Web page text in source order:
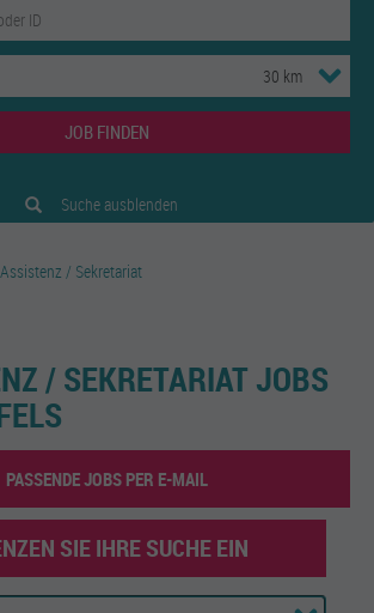
JOB FINDEN
Suche ausblenden
Assistenz / Sekretariat
/ SEKRETARIAT JOBS
PASSENDE JOBS PER E-MAIL
SIE IHRE SUCHE EIN